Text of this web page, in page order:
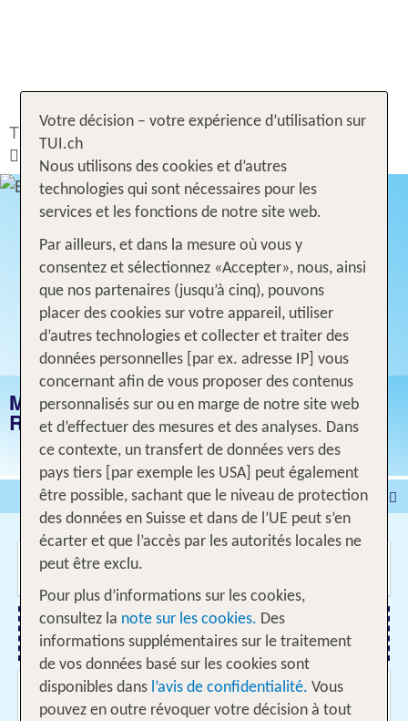
TUI.ch
Rechercher & Réserver
Temps de déplacement
Costa Rica
MEILLEUR TEMPS DE VOYAGE COSTA
RICA
Voyages
Hôtel
Voyages intervilles
% DEALS
Maison de vacances
Croisières
Véhicules
Où voulez-vous aller?
Ajouter un vol
Quand et pour combien de temps?
10.08.2026 - 03.06.2027, Date indifférente
Votre décision – votre expérience d’utilisation sur
TUI.ch
Nous utilisons des cookies et d’autres
technologies qui sont nécessaires pour les
services et les fonctions de notre site web.
Par ailleurs, et dans la mesure où vous y
consentez et sélectionnez «Accepter», nous, ainsi
que nos partenaires (jusqu’à cinq), pouvons
placer des cookies sur votre appareil, utiliser
d’autres technologies et collecter et traiter des
données personnelles [par ex. adresse IP] vous
concernant afin de vous proposer des contenus
personnalisés sur ou en marge de notre site web
et d’effectuer des mesures et des analyses. Dans
ce contexte, un transfert de données vers des
pays tiers [par exemple les USA] peut également
être possible, sachant que le niveau de protection
des données en Suisse et dans de l’UE peut s’en
écarter et que l’accès par les autorités locales ne
peut être exclu.
Pour plus d’informations sur les cookies,
consultez la note sur les cookies. Des
informations supplémentaires sur le traitement
de vos données basé sur les cookies sont
disponibles dans l’avis de confidentialité. Vous
pouvez en outre révoquer votre décision à tout